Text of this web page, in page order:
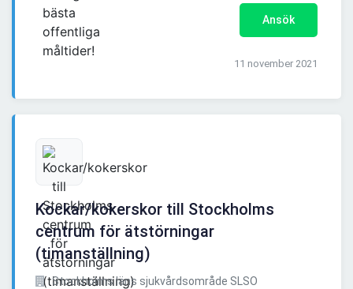
Ansök
11 november 2021
Kockar/kokerskor till Stockholms
centrum för ätstörningar
(timanställning)
Stockholms läns sjukvårdsområde SLSO